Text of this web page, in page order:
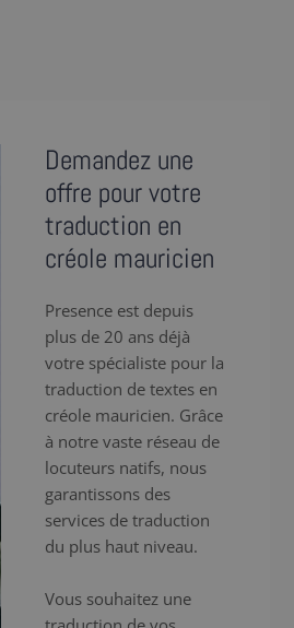
Demandez une
offre pour votre
traduction en
créole mauricien
Presence est depuis
plus de 20 ans déjà
votre spécialiste pour la
traduction de textes en
créole mauricien. Grâce
à notre vaste réseau de
locuteurs natifs, nous
garantissons des
services de traduction
du plus haut niveau.
Vous souhaitez une